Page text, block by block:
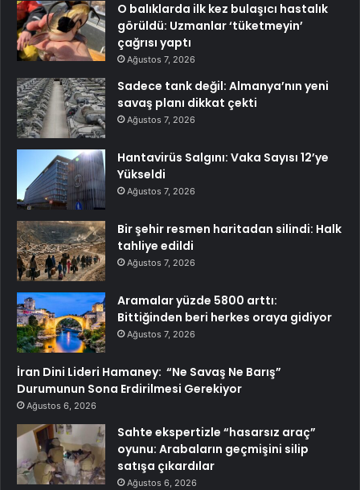
O balıklarda ilk kez bulaşıcı hastalık
görüldü: Uzmanlar ‘tüketmeyin’
çağrısı yaptı
Ağustos 7, 2026
Sadece tank değil: Almanya’nın yeni
savaş planı dikkat çekti
Ağustos 7, 2026
Hantavirüs Salgını: Vaka Sayısı 12’ye
Yükseldi
Ağustos 7, 2026
Bir şehir resmen haritadan silindi: Halk
tahliye edildi
Ağustos 7, 2026
Aramalar yüzde 5800 arttı:
Bittiğinden beri herkes oraya gidiyor
Ağustos 7, 2026
İran Dini Lideri Hamaney: “Ne Savaş Ne Barış”
Durumunun Sona Erdirilmesi Gerekiyor
Ağustos 6, 2026
Sahte ekspertizle “hasarsız araç”
oyunu: Arabaların geçmişini silip
satışa çıkardılar
Ağustos 6, 2026